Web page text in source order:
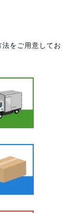
をご用意してお